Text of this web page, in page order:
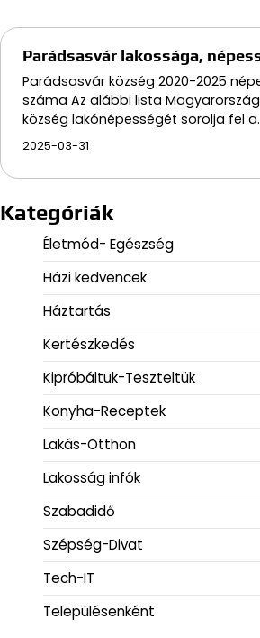
Parádsasvár lakossága,
Parádsasvár község 2020-2025
száma Az alábbi lista
község lakónépességét sorolja fel
2025-03-31
Kategóriák
Életmód- Egészség
Házi kedvencek
Háztartás
Kertészkedés
Kipróbáltuk-Teszteltük
Konyha-Receptek
Lakás-Otthon
Lakosság infók
Szabadidő
Szépség-Divat
Tech-IT
Településenként